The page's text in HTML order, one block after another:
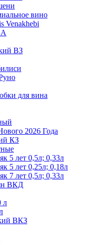
вино
Venakhebi
ВЗ
для вина
2026 Года
КЗ
5 лет 0,5л; 0,33л
5 лет 0,25л; 0,18л
7 лет 0,5л; 0,33л
ВКД
л
ВКЗ